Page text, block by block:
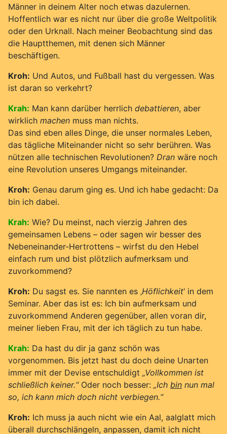
Männer in deinem Alter noch etwas dazulernen.
Hoffentlich war es nicht nur über die große Weltpolitik
oder den Urknall. Nach meiner Beobachtung sind das
die Hauptthemen, mit denen sich Männer
beschäftigen.
Kroh: Und Autos, und Fußball hast du vergessen. Was
ist daran so verkehrt?
Krah: Man kann darüber herrlich debattieren, aber
wirklich machen muss man nichts.
Das sind eben alles Dinge, die unser normales Leben,
das tägliche Miteinander nicht so sehr berühren. Was
nützen alle technischen Revolutionen? Dran wäre noch
eine Revolution unseres Umgangs miteinander.
Kroh: Genau darum ging es. Und ich habe gedacht: Da
bin ich dabei.
Krah: Wie? Du meinst, nach vierzig Jahren des
gemeinsamen Lebens – oder sagen wir besser des
Nebeneinander-Hertrottens – wirfst du den Hebel
einfach rum und bist plötzlich aufmerksam und
zuvorkommend?
Kroh: Du sagst es. Sie nannten es ‚Höflichkeit‘ in dem
Seminar. Aber das ist es: Ich bin aufmerksam und
zuvorkommend Anderen gegenüber, allen voran dir,
meiner lieben Frau, mit der ich täglich zu tun habe.
Krah: Da hast du dir ja ganz schön was
vorgenommen. Bis jetzt hast du doch deine Unarten
immer mit der Devise entschuldigt „Vollkommen ist
schließlich keiner.“Oder noch besser: „Ich bin nun mal
so, ich kann mich doch nicht verbiegen.“
Kroh: Ich muss ja auch nicht wie ein Aal, aalglatt mich
überall durchschlängeln, anpassen, damit ich nicht